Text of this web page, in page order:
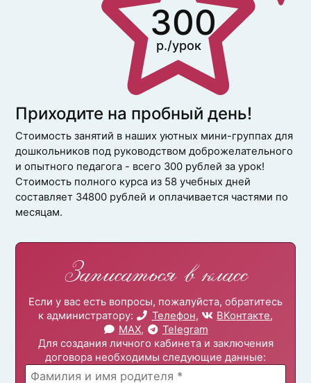
300
Приходите на пробный день!
Стоимость занятий в наших уютных мини-группах для
дошкольников под руководством доброжелательного
и опытного педагога - всего 300 рублей за урок!
Стоимость полного курса из 58 учебных дней
составляет 34800 рублей и оплачивается частями по
месяцам.
Записаться в класс
Если у вас есть вопросы, пожалуйста, обратитесь
к администратору:
Телефон, ВКонтакте,
MAX,
Telegram
Для создания личного кабинета и заключения
договора необходимы следующие данные: